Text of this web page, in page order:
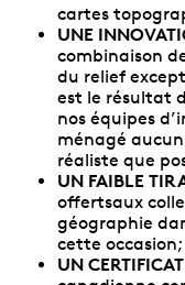
cartes
UNE
combinaison
du relief
est le résultat
nos équipes
ménagé
réaliste que
UN FAIBLE
offertsaux
géographie
cette
UN